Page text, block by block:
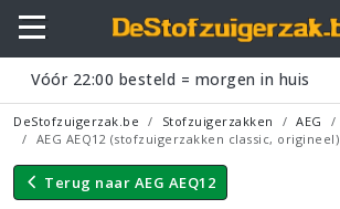
Vóór 22:00 besteld = morgen in huis
DeStofzuigerzak.be Stofzuigerzakken AEG
AEG AEQ12 (stofzuigerzakken classic, origineel)
Terug naar AEG AEQ12